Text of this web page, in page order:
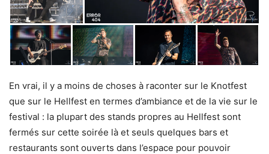
En vrai, il y a moins de choses à raconter sur le Knotfest
que sur le Hellfest en termes d’ambiance et de la vie sur le
festival : la plupart des stands propres au Hellfest sont
fermés sur cette soirée là et seuls quelques bars et
restaurants sont ouverts dans l’espace pour pouvoir